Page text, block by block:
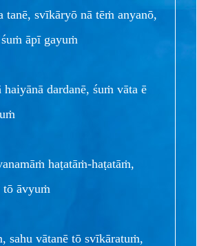
tanē, svīkāryō nā tēṁ anyanō,
āpī gayuṁ
haiyānā dardanē, śuṁ vāta ē
haṭatāṁ-haṭatāṁ,
tō āvyuṁ
sahu vātanē tō svīkāratuṁ,